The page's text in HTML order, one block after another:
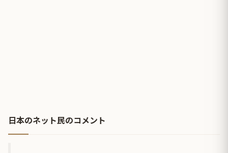
日本のネット民のコメント